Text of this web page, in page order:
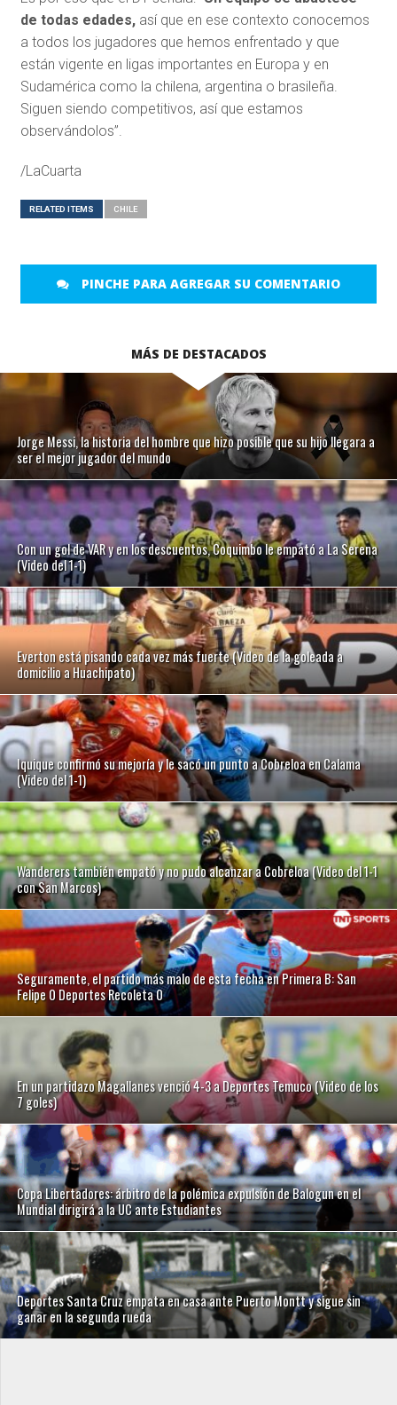
de todas edades,así que en ese contexto conocemos
a todos los jugadores que hemos enfrentado y que
están vigente en ligas importantes en Europa y en
Sudamérica como la chilena, argentina o brasileña.
Siguen siendo competitivos, así que estamos
observándolos”.
/LaCuarta
RELATED ITEMS CHILE
PINCHE PARA AGREGAR SU COMENTARIO
MÁS DE DESTACADOS
Jorge Messi, la historia del hombre que hizo posible que su hijo llegara a
ser el mejor jugador del mundo
Con un gol de VAR y en los descuentos, Coquimbo le empató a La Serena
(Video del 1-1)
Everton está pisando cada vez más fuerte (Video de la goleada a
domicilio a Huachipato)
Iquique confirmó su mejoría y le sacó un punto a Cobreloa en Calama
(Video del 1-1)
Wanderers también empató y no pudo alcanzar a Cobreloa (Video del 1-1
con San Marcos)
Seguramente, el partido más malo de esta fecha en Primera B: San
Felipe 0 Deportes Recoleta 0
En un partidazo Magallanes venció 4-3 a Deportes Temuco (Video de los
7 goles)
Copa Libertadores: árbitro de la polémica expulsión de Balogun en el
Mundial dirigirá a la UC ante Estudiantes
Deportes Santa Cruz empata en casa ante Puerto Montt y sigue sin
ganar en la segunda rueda